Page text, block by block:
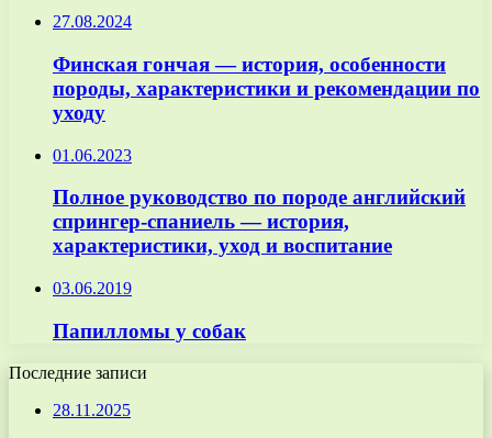
27.08.2024
Финская гончая — история, особенности
породы, характеристики и рекомендации по
уходу
01.06.2023
Полное руководство по породе английский
спрингер-спаниель — история,
характеристики, уход и воспитание
03.06.2019
Папилломы у собак
Последние записи
28.11.2025